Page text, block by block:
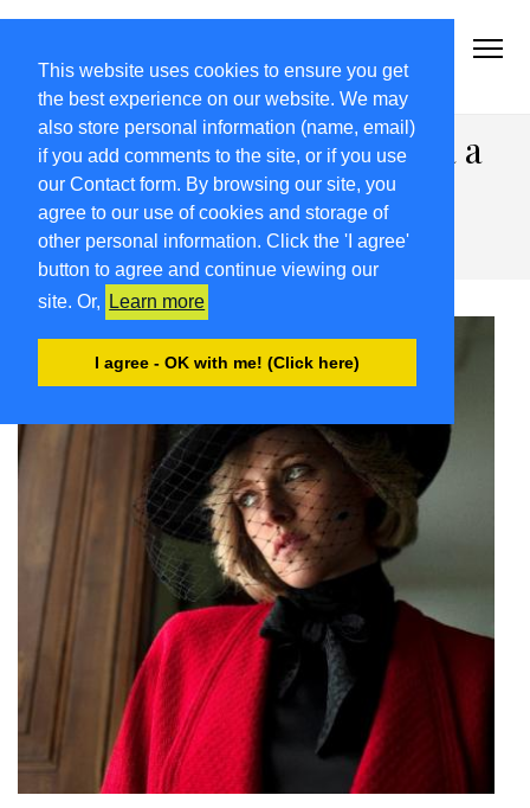
This website uses cookies to ensure you get
the best experience on our website. We may
also store personal information (name, email)
if you add comments to the site, or if you use
our Contact form. By browsing our site, you
agree to our use of cookies and storage of
other personal information. Click the 'I agree'
button to agree and continue viewing our
site. Or,
Learn more
I agree - OK with me! (Click here)
#Cultura #Turismo #Eventi #Territorio-FVG
“Spencer”, la storia di Diana a
Udine. Ultimi giorni per il
bando Mirabilia